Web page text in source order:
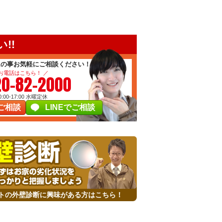
!!
事お気軽にご相談ください！
電話はこちら！ ／
82-2000
17:00 水曜定休
相談 LINEでご相談
の外壁診断に興味がある方はこちら！